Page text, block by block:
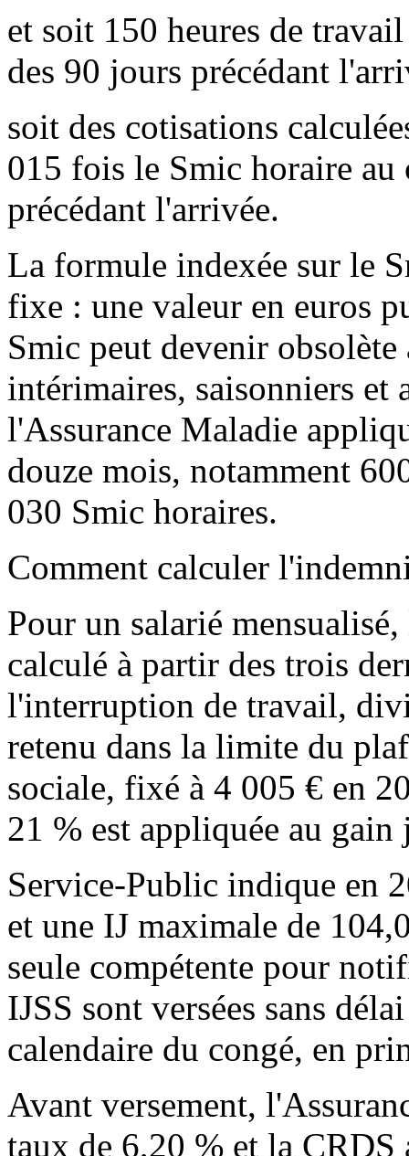
et soit 150 heures de
des 90 jours précédant
soit des cotisations
015 fois le Smic horaire
précédant l'arrivée.
La formule indexée sur le
fixe : une valeur en euros
Smic peut devenir
intérimaires, saisonniers et
l'Assurance Maladie
douze mois, notamment
030 Smic horaires.
Comment calculer
Pour un salarié
calculé à partir des trois
l'interruption de travail,
retenu dans la limite du
sociale, fixé à 4 005 € en
21 % est appliquée au
Service-Public indique en
et une IJ maximale de
seule compétente pour
IJSS sont versées sans
calendaire du congé, en
Avant versement,
taux de 6,20 % et la CRDS